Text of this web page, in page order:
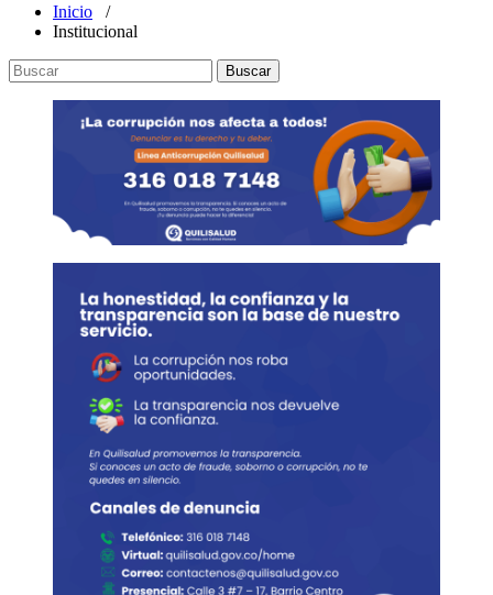
Inicio /
Institucional